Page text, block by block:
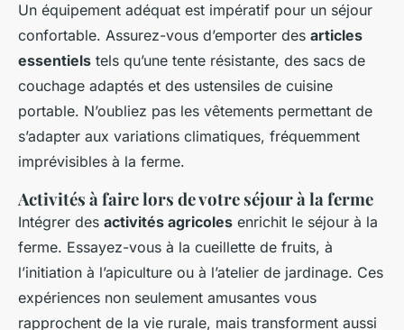
Un équipement adéquat est impératif pour un séjour
confortable. Assurez-vous d’emporter des articles
essentiels tels qu’une tente résistante, des sacs de
couchage adaptés et des ustensiles de cuisine
portable. N’oubliez pas les vêtements permettant de
s’adapter aux variations climatiques, fréquemment
imprévisibles à la ferme.
Activités à faire lors de votre séjour à la ferme
Intégrer des activités agricoles enrichit le séjour à la
ferme. Essayez-vous à la cueillette de fruits, à
l’initiation à l’apiculture ou à l’atelier de jardinage. Ces
expériences non seulement amusantes vous
rapprochent de la vie rurale, mais transforment aussi